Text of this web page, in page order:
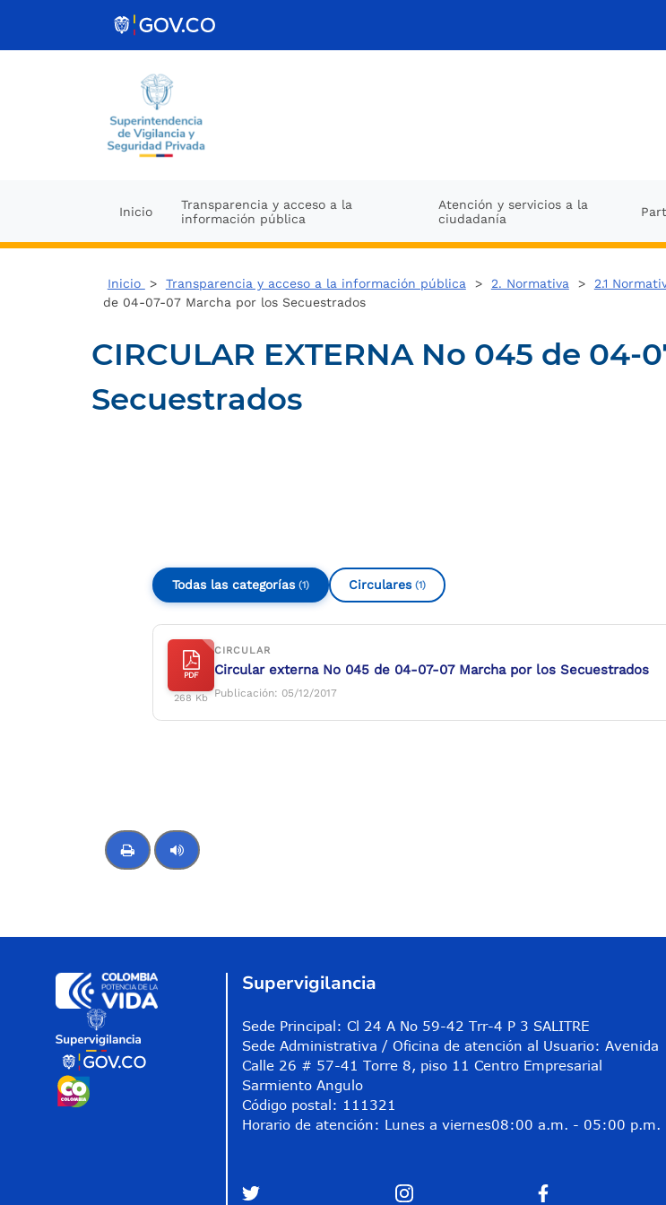
Inicio
Transparencia y acceso a la
información pública
Atención y servicios a la
ciudadanía
Inicio > Transparencia y acceso a la información pública > 2. Normativa > 2.1
de 04-07-07 Marcha por los Secuestrados
CIRCULAR EXTERNA No 045 de
Secuestrados
Todas las categorías (1) Circulares (1)
PDF
268 Kb
CIRCULAR
Circular externa No 045 de 04-07-07 Marcha por los Secuestrados
Publicación: 05/12/2017
Supervigilancia
Sede Principal: Cl 24 A No 59-42 Trr-4 P 3 SALITRE
Sede Administrativa / Oficina de atención al Usuario: Avenida
Calle 26 # 57-41 Torre 8, piso 11 Centro Empresarial
Sarmiento Angulo
Código postal: 111321
Horario de atención: Lunes a viernes08:00 a.m. - 05:00 p.m.